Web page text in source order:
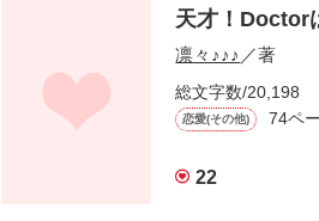
天才！Doctor
凛々♪♪♪ ／著
総文字数/20,198
恋愛(その他) 74ペ
22